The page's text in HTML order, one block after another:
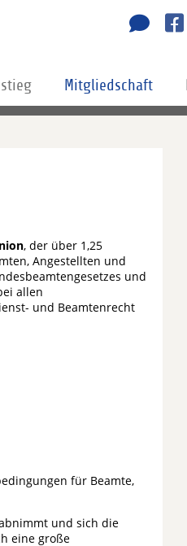
Mitgliedschaft
, der über 1,25
Angestellten und
und
allen
und Beamtenrecht
für Beamte,
und sich die
eine große